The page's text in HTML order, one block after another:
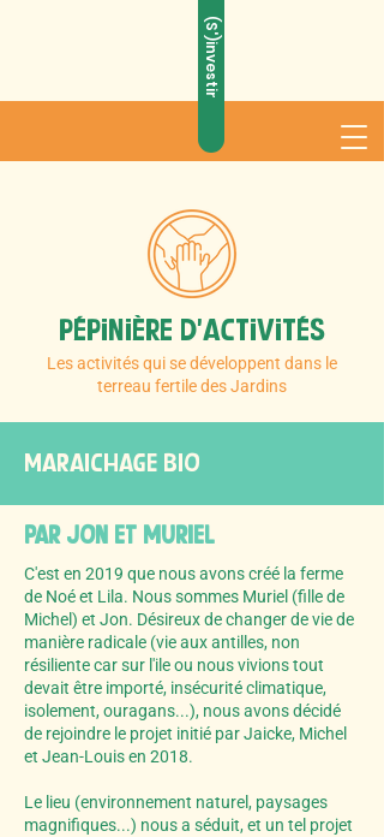
CU
ltivOns
CU
ltivOns
(S')investir
Pépinière d’activités
Les activités qui se développent dans le
terreau fertile des Jardins
Maraichage BIO
PAR JON ET MURIEL
C'est en 2019 que nous avons créé la ferme
de Noé et Lila. Nous sommes Muriel (fille de
Michel) et Jon. Désireux de changer de vie de
manière radicale (vie aux antilles, non
résiliente car sur l'ile ou nous vivions tout
devait être importé, insécurité climatique,
isolement, ouragans...), nous avons décidé
de rejoindre le projet initié par Jaicke, Michel
et Jean-Louis en 2018.
Le lieu (environnement naturel, paysages
magnifiques...) nous a séduit, et un tel projet